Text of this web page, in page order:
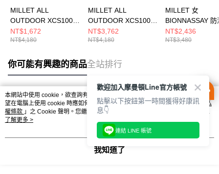
MILLET ALL
OUTDOOR XCS100
男 防潑彈性長褲
MIV98730247
NT$1,672
NT$4,180
MILLET ALL
OUTDOOR XCS100
男 防潑彈性長褲
MIV9873N0247
NT$3,762
NT$4,180
MILLET 女
BIONNASSAY 防
性長褲
MIV03223N0247
NT$2,436
NT$3,480
你可能有興趣的商品全站排行
熱門標籤
本網站中使用 cookie，欲查詢有關本網站使用 cookie 方式之詳情，及若您不希
望在電腦上使用 cookie 時應如何變更電腦的 cookie 設定，請參閱本網站「
隱私
權條款 」之 Cookie 聲明。您繼續使用本網站即表示您同意本公司得按本網站使
用條款之 Cookie 聲明使用 cookie。
了解更多 >
我知道了
歡迎加入摩曼頓Line官方帳號
點擊以下按鈕第一時間獲得好康訊
息👇
連結 LINE 帳號